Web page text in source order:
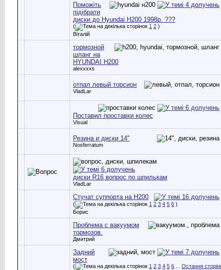
Поможіть
підібрати
диски до Hyundai Н200 1998р. ???
( 1 2 )
Віталій
тормозной
шланг на
HYUNDAI H200
alexxxxs
отпал левый торсион
VladLar
Поставил проставки колес
Visual
Резина и диски 14"
Nosferratum
диски R16 вопрос по шпилькам
VladLar
Стучат суппорта на H200
( 1 2 3 4 5 6 )
Борис
Проблема с вакуумом
тормозов.
Дмитрий
Задний
мост
( 1 2 3 4 5 6
Остання